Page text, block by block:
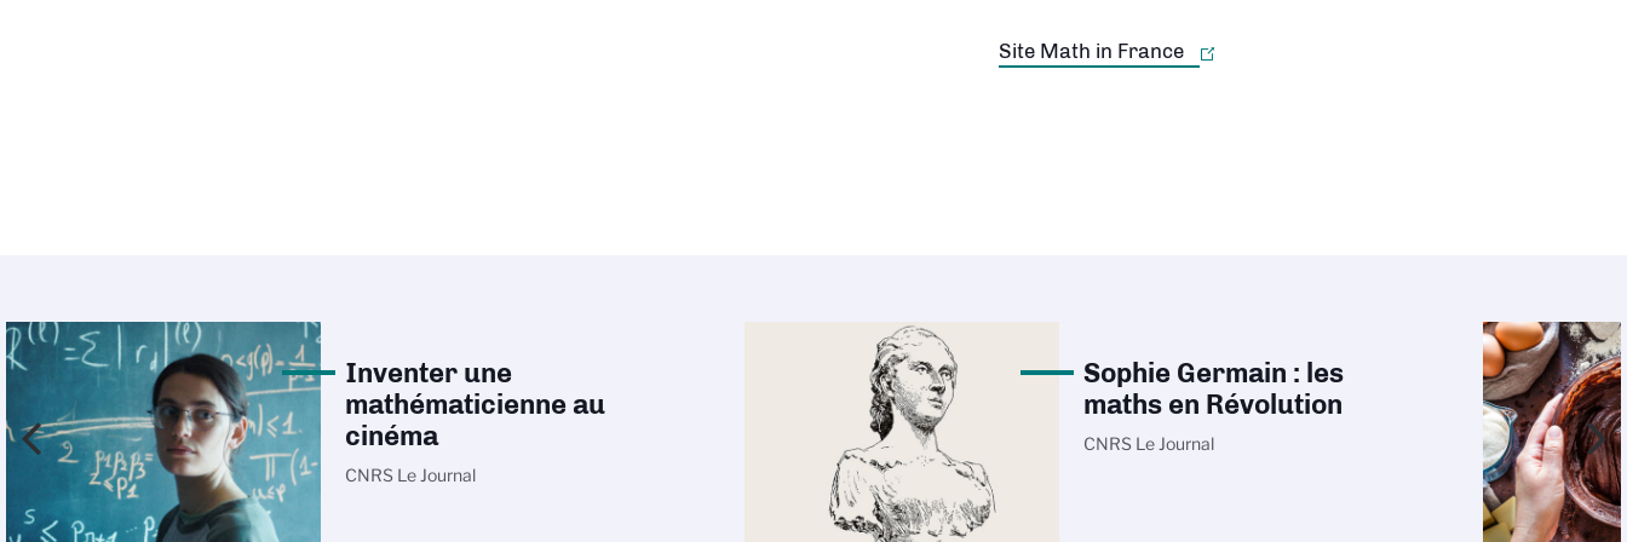
Site Math in France
Inventer une
mathématicienne au
cinéma
CNRS Le Journal
Sophie Germain : les
maths en Révolution
CNRS Le Journal